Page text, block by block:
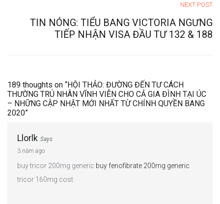
NEXT POST
TIN NÓNG: TIỂU BANG VICTORIA NGƯNG
TIẾP NHẬN VISA ĐẦU TƯ 132 & 188
189 thoughts on “HỘI THẢO: ĐƯỜNG ĐẾN TƯ CÁCH
THƯỜNG TRÚ NHÂN VĨNH VIỄN CHO CẢ GIA ĐÌNH TẠI ÚC
– NHỮNG CẬP NHẬT MỚI NHẤT TỪ CHÍNH QUYỀN BANG
2020”
Llorlk Says
3 năm ago
buy tricor 200mg generic buy fenofibrate 200mg generic
tricor 160mg cost